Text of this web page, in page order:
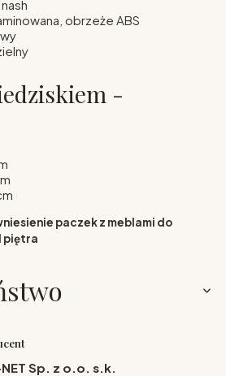
obrzeże ABS
-
paczek z meblami do
piętra
Sp. z o.o. s.k.